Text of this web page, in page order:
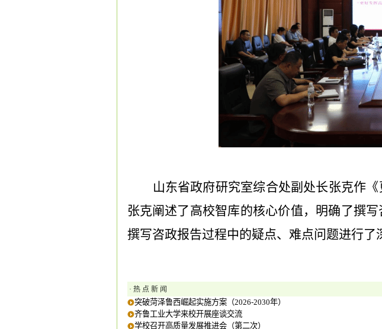
山东省政府研究室综合处副处长张克作
张克阐述了高校智库的核心价值，明确了撰
撰写咨政报告过程中的疑点、难点问题进行了
· 热 点 新 闻
突破菏泽鲁西崛起实施方案（2026-2030年）
齐鲁工业大学来校开展座谈交流
学校召开高质量发展推进会（第二次）